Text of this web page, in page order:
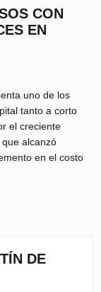
CON
EN
uno de los
tanto a corto
el creciente
alcanzó
en el costo
DE